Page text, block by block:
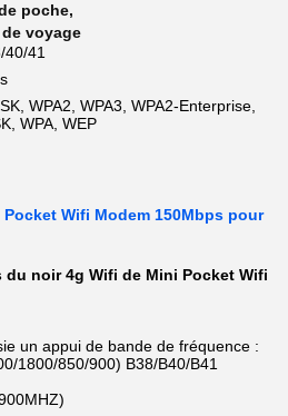
poche,
voyage
40/41
WPA2, WPA3, WPA2-Enterprise,
WPA, WEP
Pocket Wifi Modem 150Mbps pour
noir 4g Wifi de Mini Pocket Wifi
un appui de bande de fréquence :
1800/850/900) B38/B40/B41